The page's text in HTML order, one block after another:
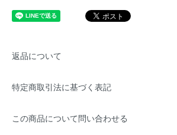
返品について
特定商取引法に基づく表記
この商品について問い合わせる